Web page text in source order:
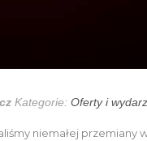
Kategorie: Oferty i
niemałej przemiany